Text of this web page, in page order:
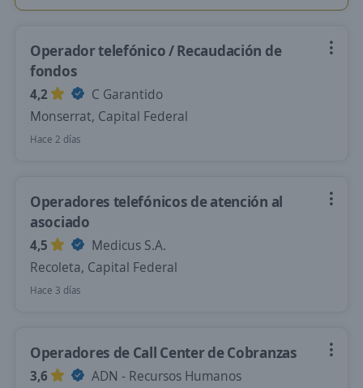
Operador telefónico / Recaudación de
fondos
4,2
C Garantido
Monserrat, Capital Federal
Hace 2 días
Operadores telefónicos de atención al
asociado
4,5
Medicus S.A.
Recoleta, Capital Federal
Hace 3 días
Operadores de Call Center de Cobranzas
3,6
ADN - Recursos Humanos